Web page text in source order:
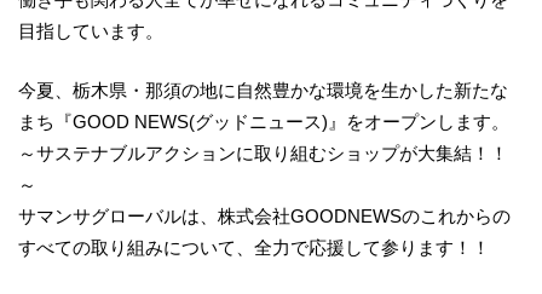
目指しています。
今夏、栃木県・那須の地に自然豊かな環境を生かした新たな
まち『GOOD NEWS(グッドニュース)』をオープンします。
～サステナブルアクションに取り組むショップが大集結！！
～
サマンサグローバルは、株式会社GOODNEWSのこれからの
すべての取り組みについて、全力で応援して参ります！！